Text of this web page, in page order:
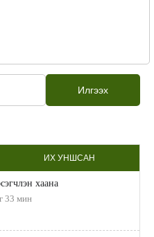
Илгээх
ИХ УНШСАН
хаана
33 мин